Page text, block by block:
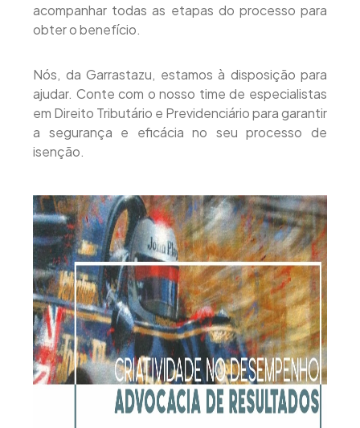
acompanhar todas as etapas do processo para
obter o benefício.
Nós, da Garrastazu, estamos à disposição para
ajudar. Conte com o nosso time de especialistas
em Direito Tributário e Previdenciário para garantir
a segurança e eficácia no seu processo de
isenção.